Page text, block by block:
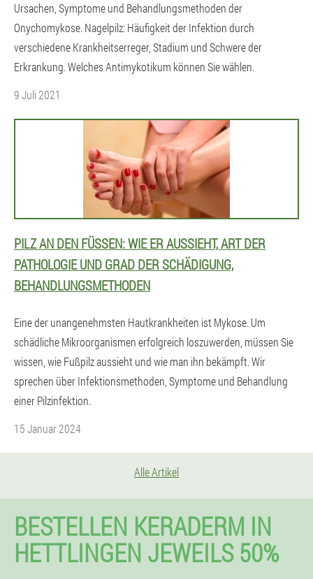
Ursachen, Symptome und Behandlungsmethoden der
Onychomykose. Nagelpilz: Häufigkeit der Infektion durch
verschiedene Krankheitserreger, Stadium und Schwere der
Erkrankung. Welches Antimykotikum können Sie wählen.
9 Juli 2021
PILZ AN DEN FÜSSEN: WIE ER AUSSIEHT, ART DER P
ATHOLOGIE UND GRAD DER SCHÄDIGUNG, B
EHANDLUNGSMETHODEN
Eine der unangenehmsten Hautkrankheiten ist Mykose. Um
schädliche Mikroorganismen erfolgreich loszuwerden, müssen Sie
wissen, wie Fußpilz aussieht und wie man ihn bekämpft. Wir
sprechen über Infektionsmethoden, Symptome und Behandlung
einer Pilzinfektion.
15 Januar 2024
Alle Artikel
BESTELLEN KERADERM IN
HETTLINGEN JEWEILS 50%